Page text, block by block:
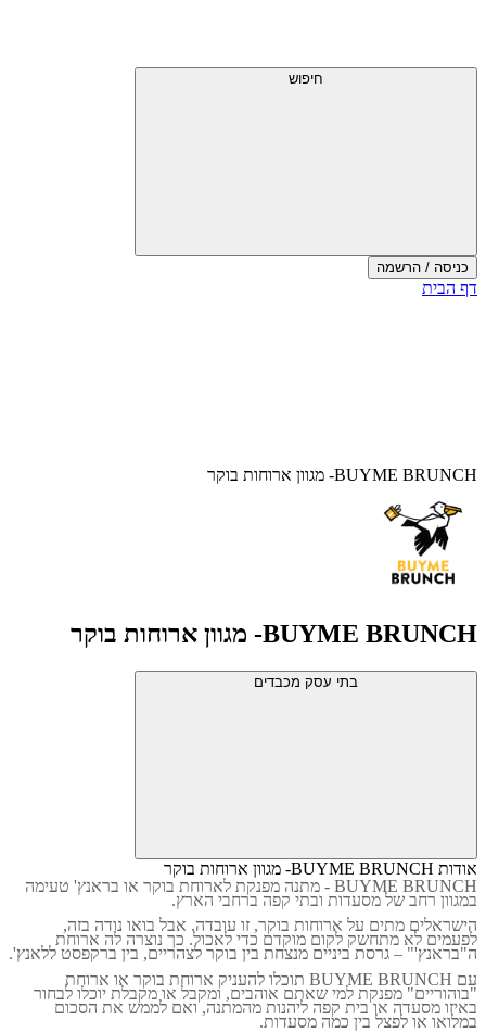
עליון
חיפוש
כניסה / הרשמה
סוף
דף הבית
BUYME BRUNCH- מגוון ארוחות בוקר
BUYME BRUNCH- מגוון ארוחות בוקר
בתי עסק מכבדים
אודות BUYME BRUNCH- מגוון ארוחות בוקר
BUYME BRUNCH - מתנה מפנקת לארוחת בוקר או בראנץ' טעימה
במגוון רחב של מסעדות ובתי קפה ברחבי הארץ.
הישראלים מתים על ארוחות בוקר, זו עובדה. אבל בואו נודה בזה,
לפעמים לא מתחשק לקום מוקדם כדי לאכול. כך נוצרה לה ארוחת
ה"בראנץ'" – גרסת ביניים מנצחת בין בוקר לצהריים, בין ברקפסט ללאנץ'.
עם BUYME BRUNCH תוכלו להעניק ארוחת בוקר או ארוחת
"בוהוריים" מפנקת למי שאתם אוהבים, ומקבל או מקבלת יוכלו לבחור
באיזו מסעדה או בית קפה ליהנות מהמתנה, ואם לממש את הסכום
במלואו או לפצל בין כמה מסעדות.